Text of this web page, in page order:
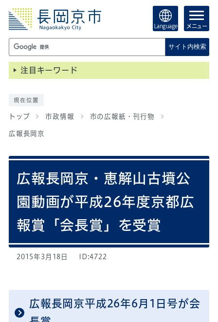
Language メニュー
サイト内検索
注目キーワード
現在位置
トップ 市政情報 市の広報紙・刊行物
広報長岡京
広報長岡京・恵解山古墳公
園動画が平成26年度京都広
報賞「会長賞」を受賞
2015年3月18日 ID:4722
広報長岡京平成26年6月1日号が会